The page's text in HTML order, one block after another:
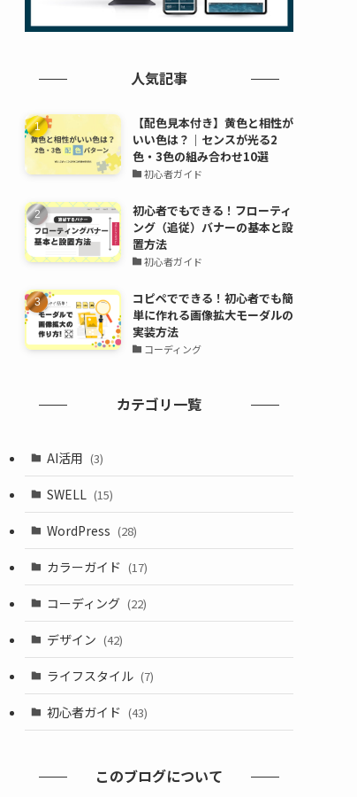
人気記事
【配色見本付き】黄色と相性が
いい色は？｜センスが光る2
色・3色の組み合わせ10選
初心者ガイド
初心者でもできる！フローティ
ング（追従）バナーの基本と設
置方法
初心者ガイド
コピペでできる！初心者でも簡
単に作れる画像拡大モーダルの
実装方法
コーディング
カテゴリ一覧
AI活用 (3)
SWELL (15)
WordPress (28)
カラーガイド (17)
コーディング (22)
デザイン (42)
ライフスタイル (7)
初心者ガイド (43)
このブログについて